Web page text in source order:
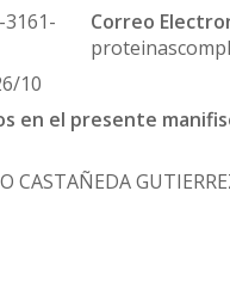
3161-
Correo
10
en el presente
CASTAÑEDA